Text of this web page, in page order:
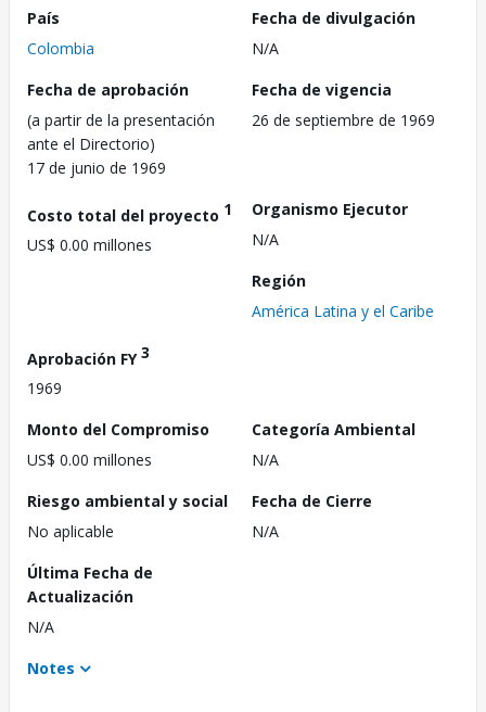
País
Colombia
Fecha de divulgación
N/A
Fecha de aprobación
(a partir de la presentación
ante el Directorio)
17 de junio de 1969
Fecha de vigencia
26 de septiembre de 1969
Costo total del proyecto 1
US$ 0.00 millones
Organismo Ejecutor
N/A
Región
América Latina y el Caribe
Aprobación FY3
1969
Monto del Compromiso
US$ 0.00 millones
Categoría Ambiental
N/A
Riesgo ambiental y social
No aplicable
Fecha de Cierre
N/A
Última Fecha de
Actualización
N/A
Notes